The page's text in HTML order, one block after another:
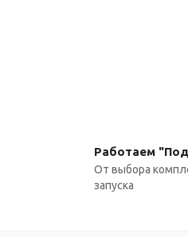
Работаем
От выбора
запуска